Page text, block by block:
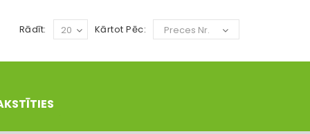
Kārtot Pēc: Preces Nr.
Rādīt: 20